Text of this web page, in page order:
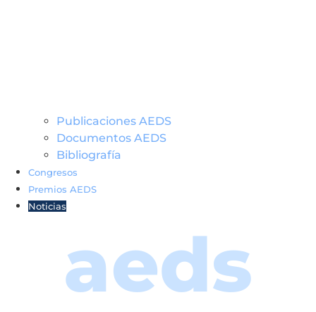
Publicaciones AEDS
Documentos AEDS
Bibliografía
Congresos
Premios AEDS
Noticias
aeds